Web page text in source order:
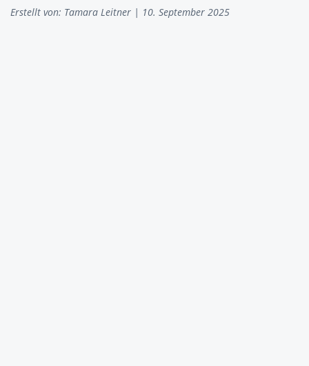
Erstellt von: Tamara Leitner | 10. September 2025